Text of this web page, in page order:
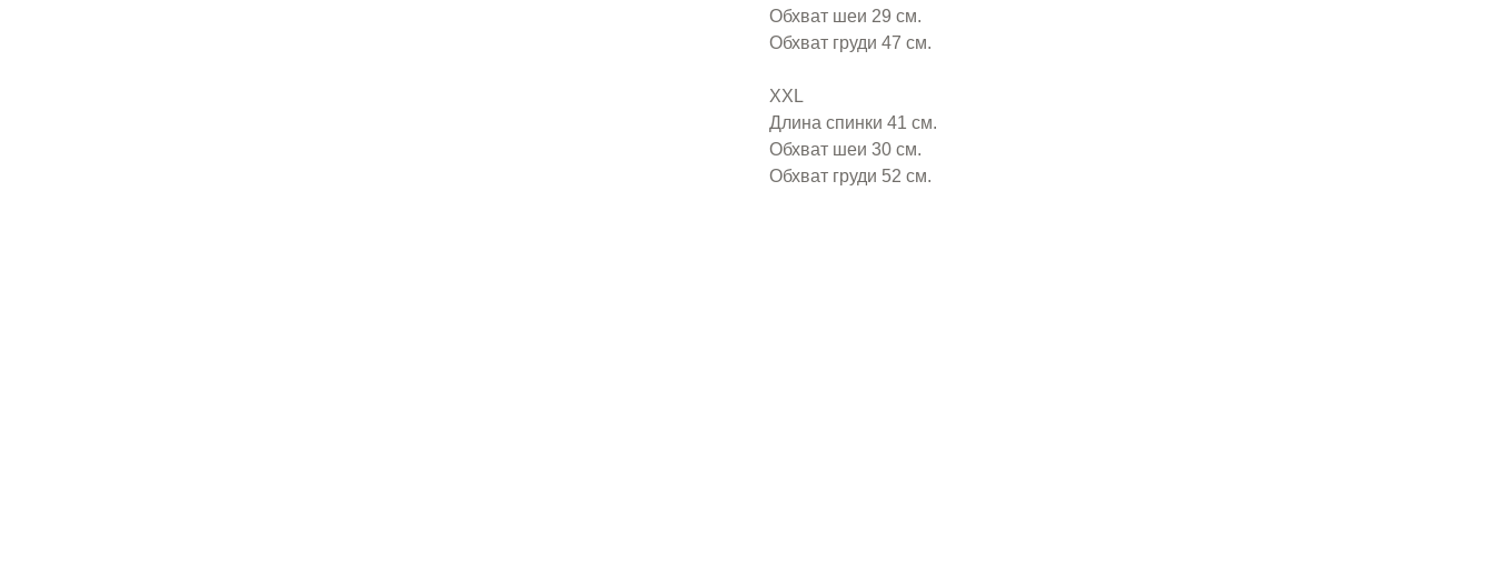
Обхват шеи 29 см.
Обхват груди 47 см.
XXL
Длина спинки 41 см.
Обхват шеи 30 см.
Обхват груди 52 см.